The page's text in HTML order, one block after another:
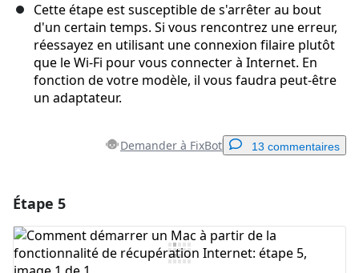
Cette étape est susceptible de s'arrêter au bout
d'un certain temps. Si vous rencontrez une erreur,
réessayez en utilisant une connexion filaire plutôt
que le Wi-Fi pour vous connecter à Internet. En
fonction de votre modèle, il vous faudra peut-être
un adaptateur.
Demander à FixBot 13 commentaires
Ajouter un commentaire
Étape 5